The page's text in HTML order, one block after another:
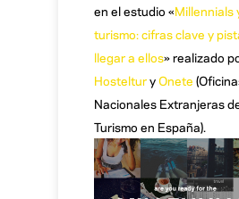
en el estudio «Millennials
turismo: cifras clave y
llegar a ellos» realizado
HostelturyOnete
Nacionales Extranjeras
Turismo en España).